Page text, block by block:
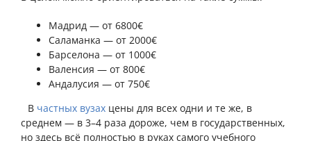
Мадрид — от 6800€
Саламанка — от 2000€
Барселона — от 1000€
Валенсия — от 800€
Андалусия — от 750€
В частных вузах цены для всех одни и те же, в
среднем — в 3–4 раза дороже, чем в государственных,
но здесь всё полностью в руках самого учебного